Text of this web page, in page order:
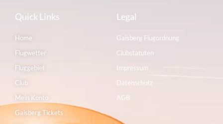
Quick Links
Home
Flugwetter
Fluggebiet
Club
Mein Konto
Gaisberg Tickets
Legal
Gaisberg Flugordnung
Clubstatuten
Impressum
Datenschutz
AGB